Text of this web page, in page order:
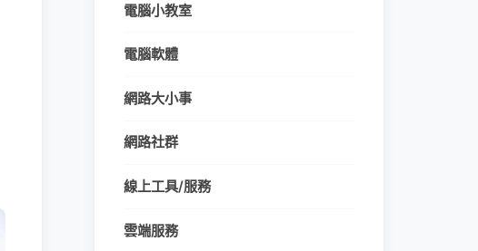
電腦小教室
電腦軟體
網路大小事
網路社群
線上工具/服務
雲端服務